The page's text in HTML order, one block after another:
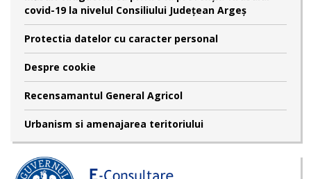
covid-19 la nivelul Consiliului Județean Argeș
Protectia datelor cu caracter personal
Despre cookie
Recensamantul General Agricol
Urbanism si amenajarea teritoriului